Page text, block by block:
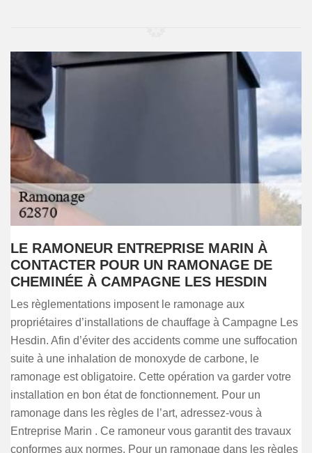
LE RAMONEUR ENTREPRISE MARIN À
CONTACTER POUR UN RAMONAGE DE
CHEMINÉE À CAMPAGNE LES HESDIN
Les règlementations imposent le ramonage aux
propriétaires d’installations de chauffage à Campagne Les
Hesdin. Afin d’éviter des accidents comme une suffocation
suite à une inhalation de monoxyde de carbone, le
ramonage est obligatoire. Cette opération va garder votre
installation en bon état de fonctionnement. Pour un
ramonage dans les règles de l’art, adressez-vous à
Entreprise Marin . Ce ramoneur vous garantit des travaux
conformes aux normes. Pour un ramonage dans les règles